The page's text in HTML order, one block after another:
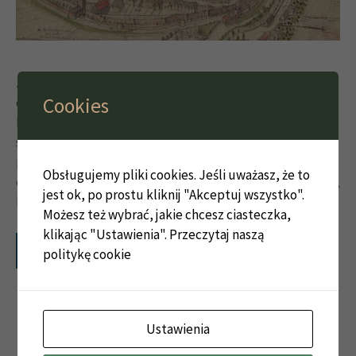
Zamek w Strzegomiu był założeniem związanym z
organizacją władzy książęcej i funkcjonowaniem
systemem lenn zamkowych. Obiekt znajdował się w
obrębie murów miejskich, w rejonie między ul. Kościelną,
kościołem Piotra i Pawła oraz …
Więcej…
Cookies
Obsługujemy pliki cookies. Jeśli uważasz, że to
jest ok, po prostu kliknij "Akceptuj wszystko".
Możesz też wybrać, jakie chcesz ciasteczka,
klikając "Ustawienia". Przeczytaj naszą
politykę cookie
Ustawienia